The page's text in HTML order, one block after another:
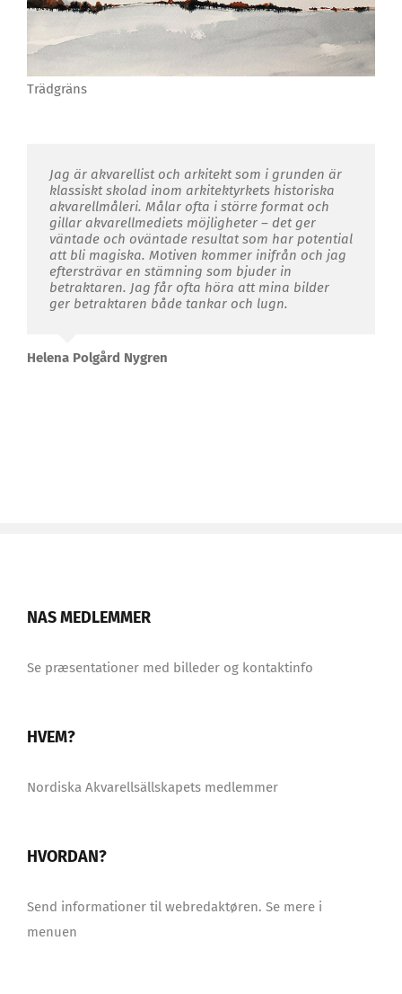
Trädgräns
Jag är akvarellist och arkitekt som i grunden är
klassiskt skolad inom arkitektyrkets historiska
akvarellmåleri. Målar ofta i större format och
gillar akvarellmediets möjligheter – det ger
väntade och oväntade resultat som har potential
att bli magiska. Motiven kommer inifrån och jag
eftersträvar en stämning som bjuder in
betraktaren. Jag får ofta höra att mina bilder
ger betraktaren både tankar och lugn.
Helena Polgård Nygren
NAS MEDLEMMER
Se præsentationer med billeder og kontaktinfo
HVEM?
Nordiska Akvarellsällskapets medlemmer
HVORDAN?
Send informationer til webredaktøren. Se mere i
menuen